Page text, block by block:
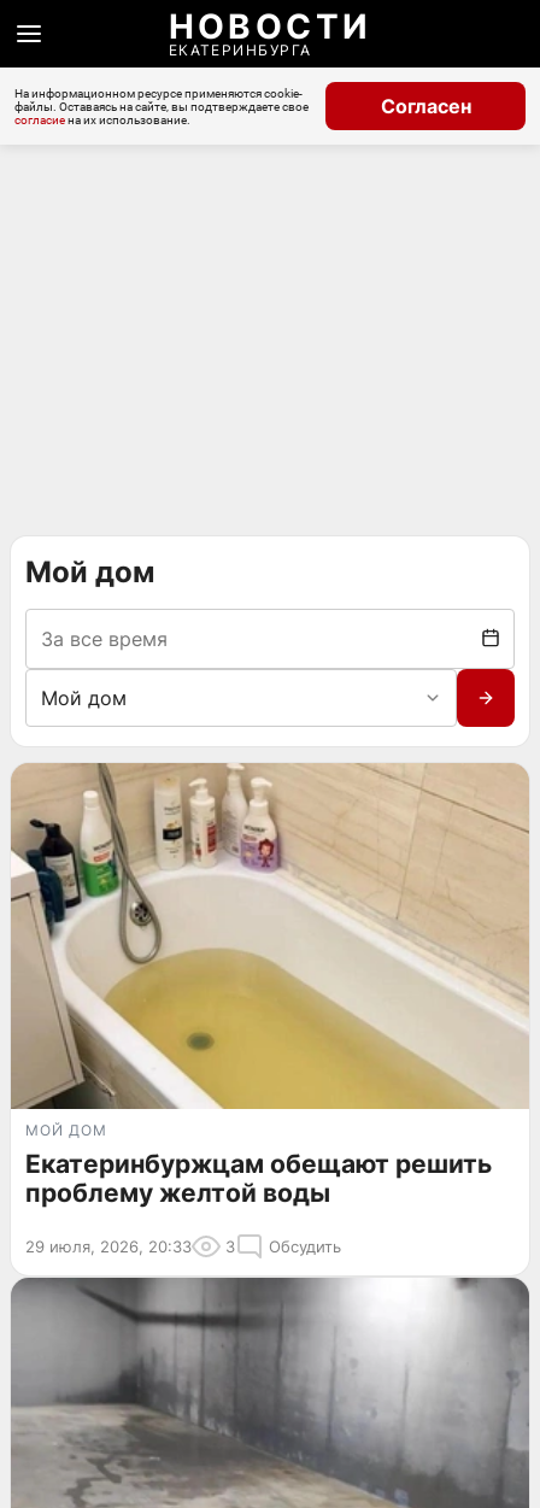
НОВОСТИ
ЕКАТЕРИНБУРГА
На информационном ресурсе применяются cookie-
файлы. Оставаясь на сайте, вы подтверждаете свое
согласиена их использование.
Согласен
Мой дом
МОЙ ДОМ
Екатеринбуржцам обещают решить
проблему желтой воды
29 июля, 2026, 20:33 3 Обсудить